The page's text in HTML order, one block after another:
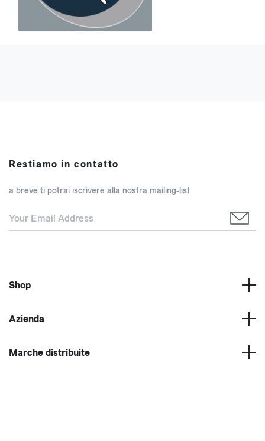
Restiamo in contatto
a breve ti potrai iscrivere alla nostra mailing-list
Shop
Azienda
Marche distribuite